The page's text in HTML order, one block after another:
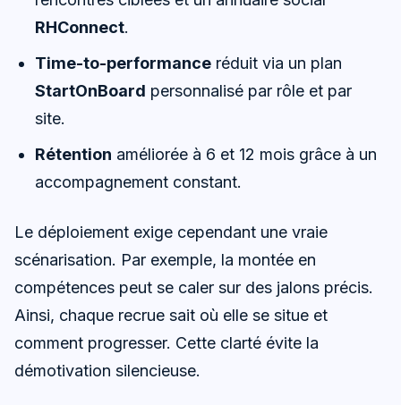
RHConnect.
Time-to-performance réduit via un plan
StartOnBoard personnalisé par rôle et par
site.
Rétention améliorée à 6 et 12 mois grâce à un
accompagnement constant.
Le déploiement exige cependant une vraie
scénarisation. Par exemple, la montée en
compétences peut se caler sur des jalons précis.
Ainsi, chaque recrue sait où elle se situe et
comment progresser. Cette clarté évite la
démotivation silencieuse.